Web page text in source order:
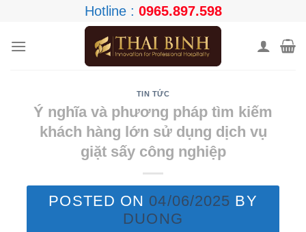
content
Hotline : 0965.897.598
TIN TỨC
Ý nghĩa và phương pháp tìm kiếm
khách hàng lớn sử dụng dịch vụ
giặt sấy công nghiệp
POSTED ON 04/06/2025 BY
DUONG